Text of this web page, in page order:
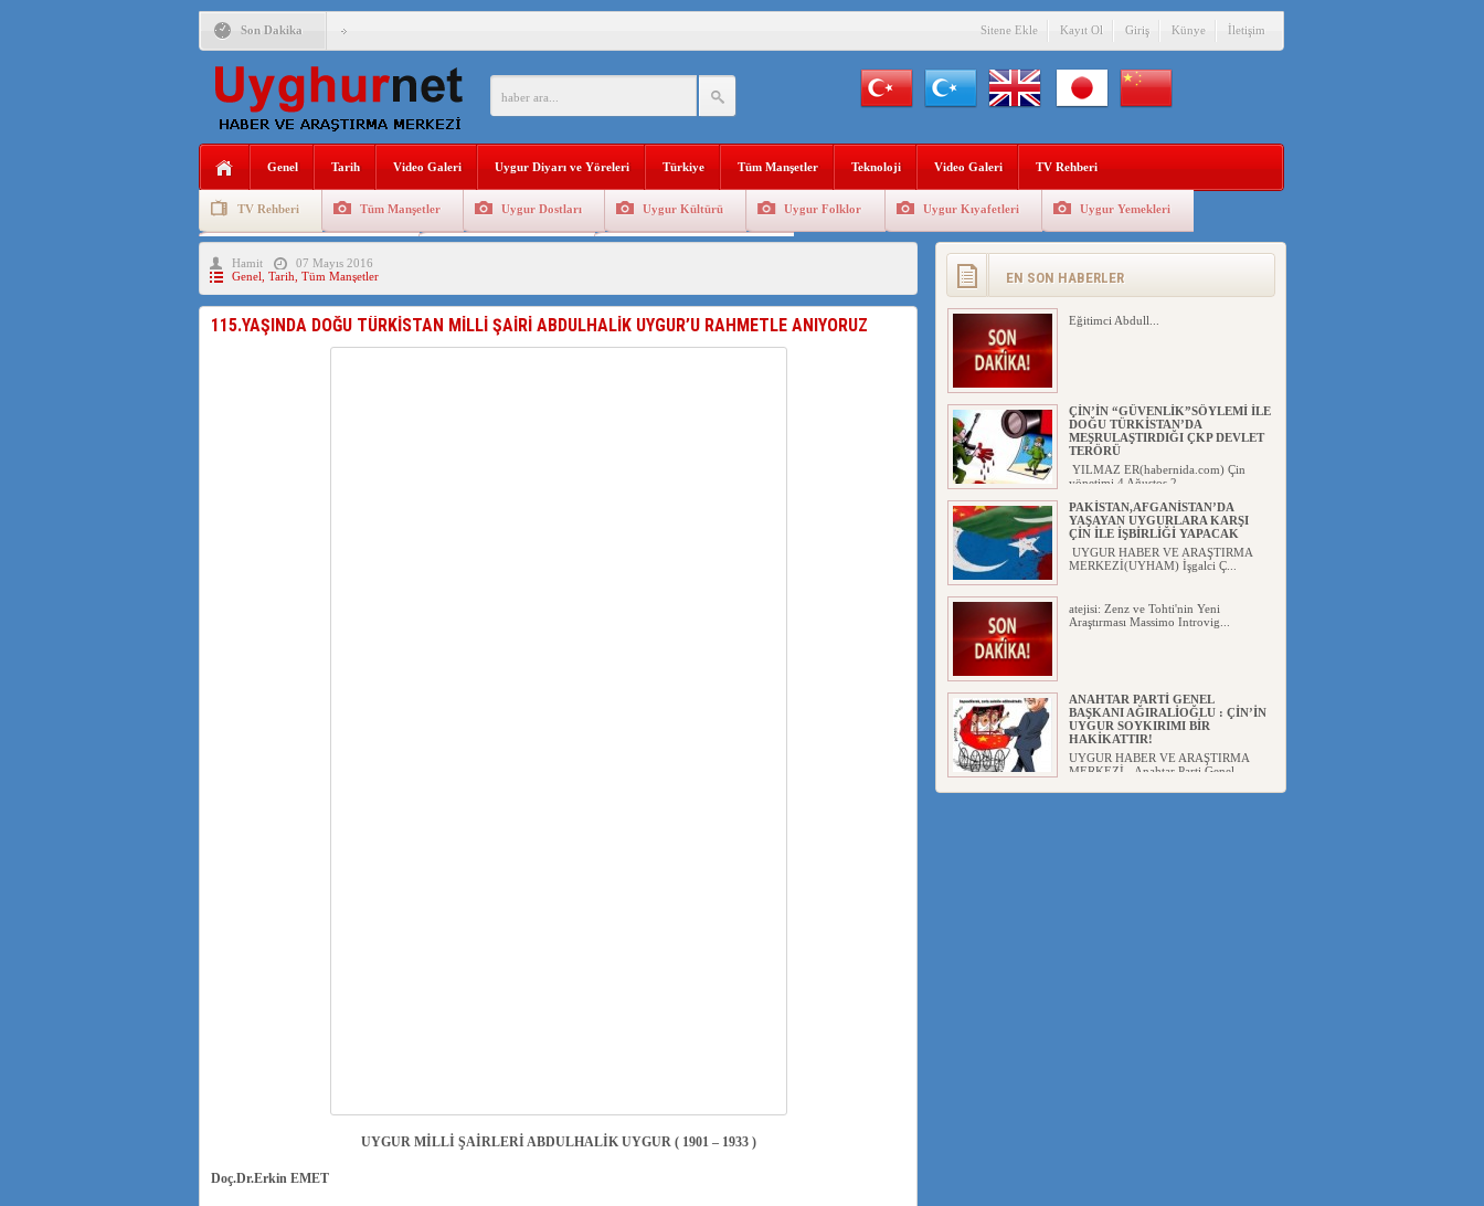
Son Dakika
ÇİN’İN “GÜVENLİK”SÖYLEMİ İLE DOĞU TÜRKİSTAN’DA MEŞRULAŞTIRDIĞI ÇKP DEVLET TERÖRÜ
PAKİSTAN,AFGANİSTAN’DA YAŞAYAN UYGURLARA KARŞI ÇİN İLE İŞBİRLİĞİ YAPACAK
ANAHTAR PARTİ GENEL BAŞKANI AĞIRALİOĞLU : ÇİN’İN UYGUR SOYKIRIMI BİR HAKİKATTIR!
DİYANET AKADEMİSİ BAŞKANI DOÇ.DR.KAAN : DOĞU TÜRKİSTAN BİZİM KIRMIZI ÇİZGİMİZDİR!”
150 YILDIR KAYNAYAN YARAMIZ : ÇİN İŞGALİNDEKİ DOĞU TÜRKİSTAN
Sitene Ekle Kayıt Ol Giriş Künye İletişim
Genel Tarih Video Galeri Uygur Diyarı ve Yöreleri Türkiye Tüm Manşetler Teknoloji Video Galeri TV Rehberi
TV Rehberi Tüm Manşetler Uygur Dostları Uygur Kültürü Uygur Folklor Uygur Kıyafetleri Uygur Yemekleri
Uygurlarda Düğün ve Cenaze
Hamit
07 Mayıs 2016
Genel Tarih Tüm Manşetler
115.YAŞINDA DOĞU TÜRKİSTAN MİLLİ ŞAİRİ ABDULHALİK UYGUR’U RAHMETLE ANIYORUZ
UYGUR MİLLİ ŞAİRLERİ ABDULHALİK UYGUR ( 1901 – 1933 )
Doç.Dr.Erkin EMET
EN SON HABERLER
Eğitimci Abdull...
ÇİN’İN “GÜVENLİK”SÖYLEMİ İLE
DOĞU TÜRKİSTAN’DA
MEŞRULAŞTIRDIĞI ÇKP DEVLET
TERÖRÜ
YILMAZ ER(habernida.com) Çin
yönetimi 4 Ağustos 2...
PAKİSTAN,AFGANİSTAN’DA
YAŞAYAN UYGURLARA KARŞI
ÇİN İLE İŞBİRLİĞİ YAPACAK
UYGUR HABER VE ARAŞTIRMA
MERKEZİ(UYHAM) İşgalci Ç...
atejisi: Zenz ve Tohti'nin Yeni
Araştırması Massimo Introvig...
ANAHTAR PARTİ GENEL
BAŞKANI AĞIRALİOĞLU : ÇİN’İN
UYGUR SOYKIRIMI BİR
HAKİKATTIR!
UYGUR HABER VE ARAŞTIRMA
MERKEZİ Anahtar Parti Genel
ÇİN’İN DOĞU TÜRKİSTAN’DAKİ